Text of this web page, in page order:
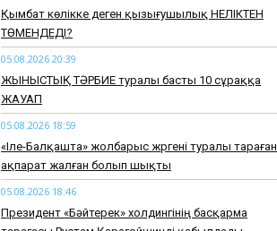
Қымбат көлікке деген қызығушылық НЕЛІКТЕН
ТӨМЕНДЕДІ?
05.08.2026 20:39
ЖЫНЫСТЫҚ ТӘРБИЕ туралы басты 10 сұраққа
ЖАУАП
05.08.2026 18:59
«Іле-Балқашта» жолбарыс жүргені туралы тараған
ақпарат жалған болып шықты
05.08.2026 18:46
Президент «Бәйтерек» холдингінің басқарма